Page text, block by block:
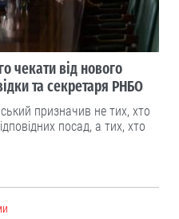
чекати від нового
та секретаря РНБО
призначив не тих, хто
посад, а тих, хто